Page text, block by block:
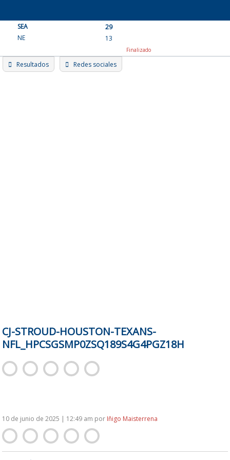
content
SEA
29
NE
13
Finalizado
Resultados Redes sociales
CJ-STROUD-HOUSTON-TEXANS-
NFL_HPCSGSMP0ZSQ189S4G4PGZ18H
10 de junio de 2025 | 12:49 am por Iñigo Maisterrena